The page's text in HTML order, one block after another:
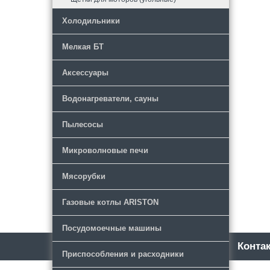
Холодильники
Мелкая БТ
Аксессуары
Водонагреватели, сауны
Пылесосы
Микроволновые печи
Мясорубки
Газовые котлы ARISTON
Посудомоечные машины
Приспособления и расходники